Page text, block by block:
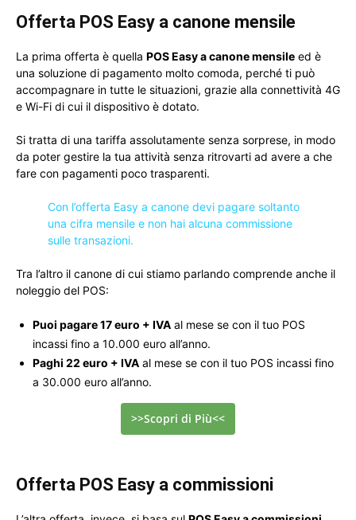
Offerta POS Easy a canone mensile
La prima offerta è quella POS Easy a canone mensile ed è
una soluzione di pagamento molto comoda, perché ti può
accompagnare in tutte le situazioni, grazie alla connettività 4G
e Wi-Fi di cui il dispositivo è dotato.
Si tratta di una tariffa assolutamente senza sorprese, in modo
da poter gestire la tua attività senza ritrovarti ad avere a che
fare con pagamenti poco trasparenti.
Con l’offerta Easy a canone devi pagare soltanto
una cifra mensile e non hai alcuna commissione
sulle transazioni.
Tra l’altro il canone di cui stiamo parlando comprende anche il
noleggio del POS:
Puoi pagare 17 euro + IVA al mese se con il tuo POS
incassi fino a 10.000 euro all’anno.
Paghi 22 euro + IVA al mese se con il tuo POS incassi fino
a 30.000 euro all’anno.
>>Scopri di Più<<
Offerta POS Easy a commissioni